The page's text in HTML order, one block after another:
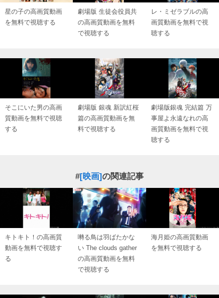
星の子の高画質動画
を無料で視聴する
劇場版 生徒会役員共
の高画質動画を無料
で視聴する
レ・ミゼラブルの高
画質動画を無料で視
聴する
そこにいた男の高画
質動画を無料で視聴
する
劇場版 銀魂 新訳紅桜
篇の高画質動画を無
料で視聴する
劇場版銀魂 完結篇 万
事屋よ永遠なれの高
画質動画を無料で視
聴する
#[映画]の関連記事
キトキト！の高画質
動画を無料で視聴す
る
囀る鳥は羽ばたかな
い The clouds gather
の高画質動画を無料
で視聴する
海月姫の高画質動画
を無料で視聴する